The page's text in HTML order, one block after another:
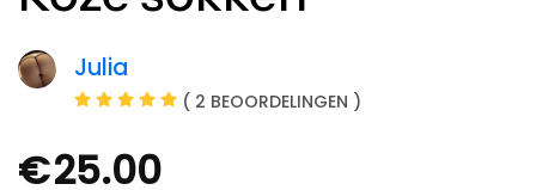
Julia
( 2 BEOORDELINGEN )
€25.00